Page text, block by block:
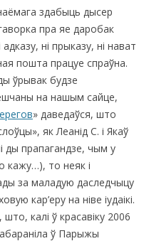
здабыць дысер
пра яе даробак
адказу, ні прыказу, ні нават
пошта працуе спраўна.
ўрывак будзе
на нашым сайце,
» даведаўся, што
як Леанід С. і Якаў
ды прапагандзе, чым у
кажу…), то неяк і
за маладую даследчыцу
кар’еру на ніве іудаікі.
калі ў красавіку 2006
ў Парыжы